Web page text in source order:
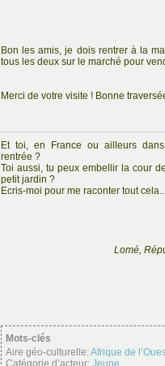
Bon les amis, je dois rentrer à la
tous les deux sur le marché pour
Merci de votre visite ! Bonne
Et toi, en France ou ailleurs
rentrée ?
Toi aussi, tu peux embellir la cour
petit jardin ?
Ecris-moi pour me raconter tout
Lomé,
Mots-clés
Aire géo-culturelle:Afrique de
Catégorie d’acteur: Jeune